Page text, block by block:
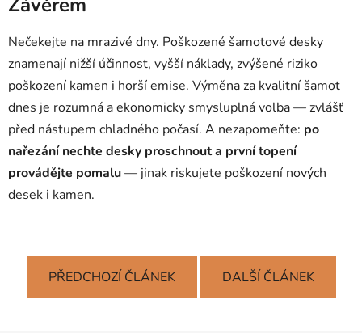
Závěrem
Nečekejte na mrazivé dny. Poškozené šamotové desky
znamenají nižší účinnost, vyšší náklady, zvýšené riziko
poškození kamen i horší emise. Výměna za kvalitní šamot
dnes je rozumná a ekonomicky smysluplná volba — zvlášť
před nástupem chladného počasí. A nezapomeňte: po
nařezání nechte desky proschnout a první topení
provádějte pomalu— jinak riskujete poškození nových
desek i kamen.
PŘEDCHOZÍ ČLÁNEK DALŠÍ ČLÁNEK